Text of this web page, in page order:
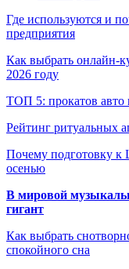
Где используются и
предприятия
Как выбрать онлайн-
2026 году
ТОП 5: прокатов авто
Рейтинг ритуальных
Почему подготовку к
осенью
В мировой
гигант
Как выбрать
спокойного сна